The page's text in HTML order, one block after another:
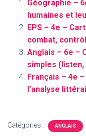
Géographie –
humaines et
EPS – 4e –
combat,
Anglais – 6e –
simples
Français – 4e
l’analyse
Catégories : ANGLAIS